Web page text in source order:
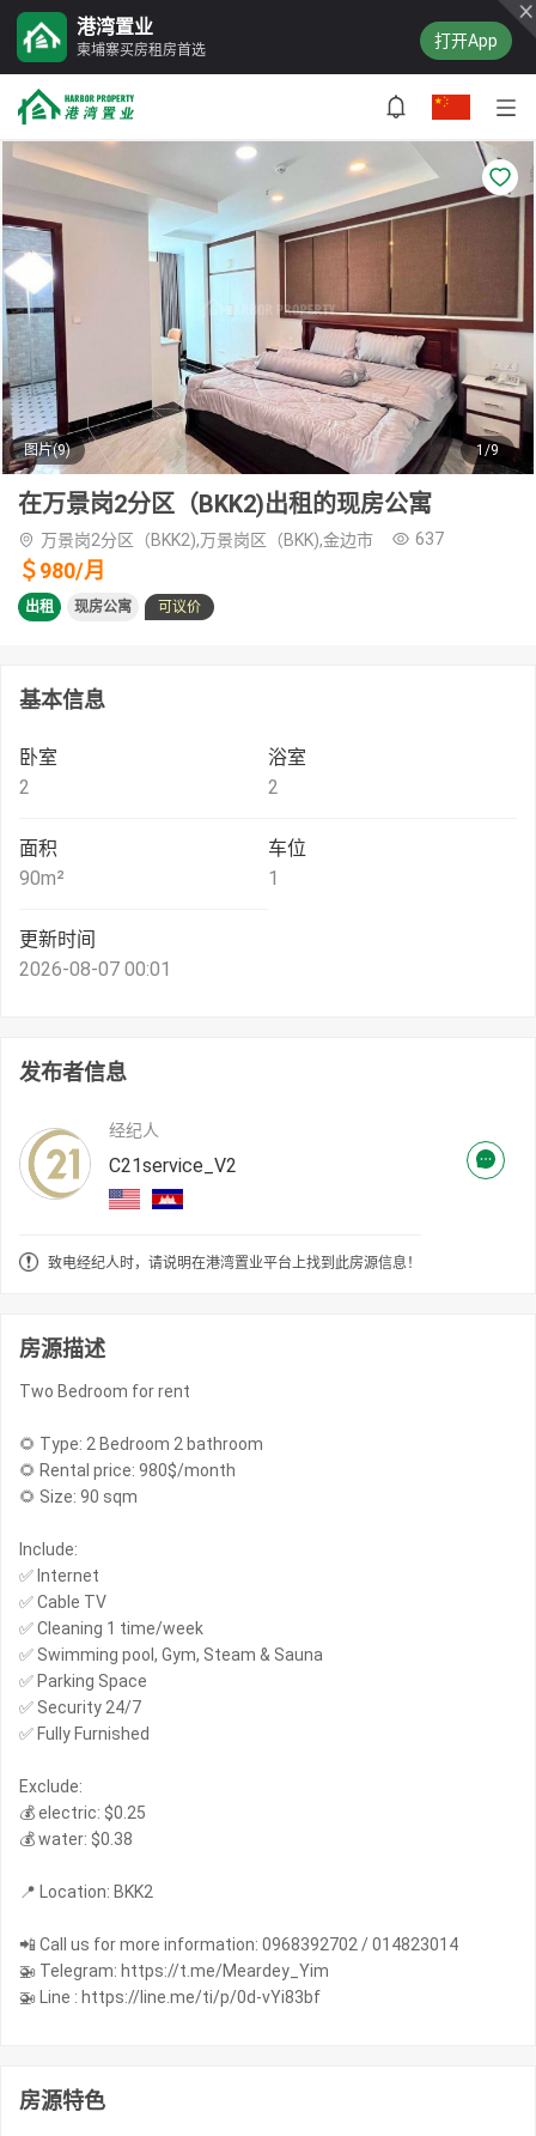
港湾置业
柬埔寨买房租房首选 打开App
图片(9) 1/9
在万景岗2分区（BKK2)出租的现房公寓
万景岗2分区（BKK2),万景岗区（BKK),金边市 637
＄980/月
出租 现房公寓 可议价
基本信息
卧室
2
浴室
2
面积
90m²
车位
1
更新时间
2026-08-07 00:01
发布者信息
经纪人
C21service_V2
致电经纪人时，请说明在港湾置业平台上找到此房源信息！
房源描述
Two Bedroom for rent
🌻 Type: 2 Bedroom 2 bathroom
🌻 Rental price: 980$/month
🌻 Size: 90 sqm
Include:
✅ Internet
✅ Cable TV
✅ Cleaning 1 time/week
✅ Swimming pool, Gym, Steam & Sauna
✅ Parking Space
✅ Security 24/7
✅ Fully Furnished
Exclude:
💰 electric: $0.25
💰 water: $0.38
📍 Location: BKK2
📲 Call us for more information: 0968392702 / 014823014
🚁 Telegram: https://t.me/Meardey_Yim
🚁 Line : https://line.me/ti/p/0d-vYi83bf
房源特色